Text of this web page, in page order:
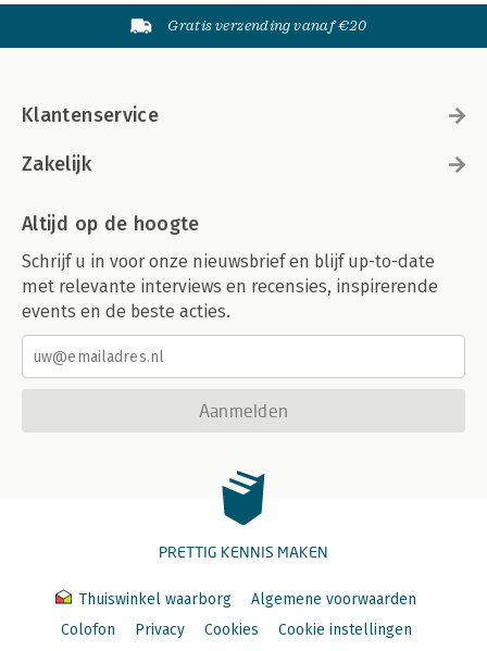
Gratis verzending vanaf €20
Klantenservice
Zakelijk
Altijd op de hoogte
Schrijf u in voor onze nieuwsbrief en blijf up-to-date
met relevante interviews en recensies, inspirerende
events en de beste acties.
Aanmelden
PRETTIG KENNIS MAKEN
Thuiswinkel waarborg
Algemene voorwaarden
Colofon
Privacy Cookies Cookie instellingen